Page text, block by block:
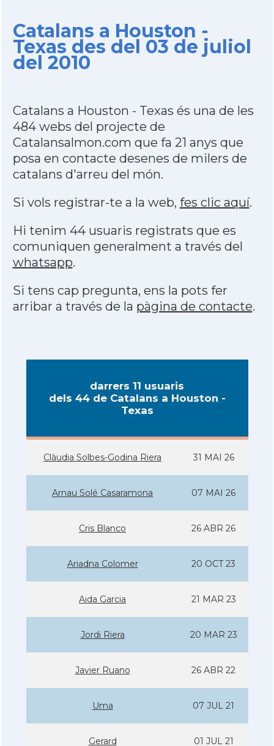
Catalans a Houston -
Texas des del 03 de juliol
del 2010
Catalans a Houston - Texas és una de les
484 webs del projecte de
Catalansalmon.com que fa 21 anys que
posa en contacte desenes de milers de
catalans d'arreu del món.
Si vols registrar-te a la web, fes clic aquí.
Hi tenim 44 usuaris registrats que es
comuniquen generalment a través del
whatsapp.
Si tens cap pregunta, ens la pots fer
arribar a través de la pàgina de contacte.
darrers 11 usuaris
dels 44 de Catalans a Houston -
Texas
Clàudia Solbes-Godina Riera 31 MAI 26
Arnau Solé Casaramona 07 MAI 26
Cris Blanco 26 ABR 26
Ariadna Colomer 20 OCT 23
Aida Garcia 21 MAR 23
Jordi Riera 20 MAR 23
Javier Ruano 26 ABR 22
Uma 07 JUL 21
Gerard 01 JUL 21